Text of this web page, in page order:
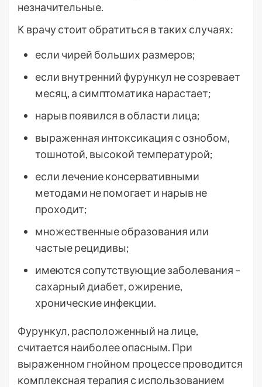
незначительные.
К врачу стоит обратиться в таких случаях:
если чирей больших размеров;
если внутренний фурункул не созревает
месяц, а симптоматика нарастает;
нарыв появился в области лица;
выраженная интоксикация с ознобом,
тошнотой, высокой температурой;
если лечение консервативными
методами не помогает и нарыв не
проходит;
множественные образования или
частые рецидивы;
имеются сопутствующие заболевания –
сахарный диабет, ожирение,
хронические инфекции.
Фурункул, расположенный на лице,
считается наиболее опасным. При
выраженном гнойном процессе проводится
комплексная терапия с использованием